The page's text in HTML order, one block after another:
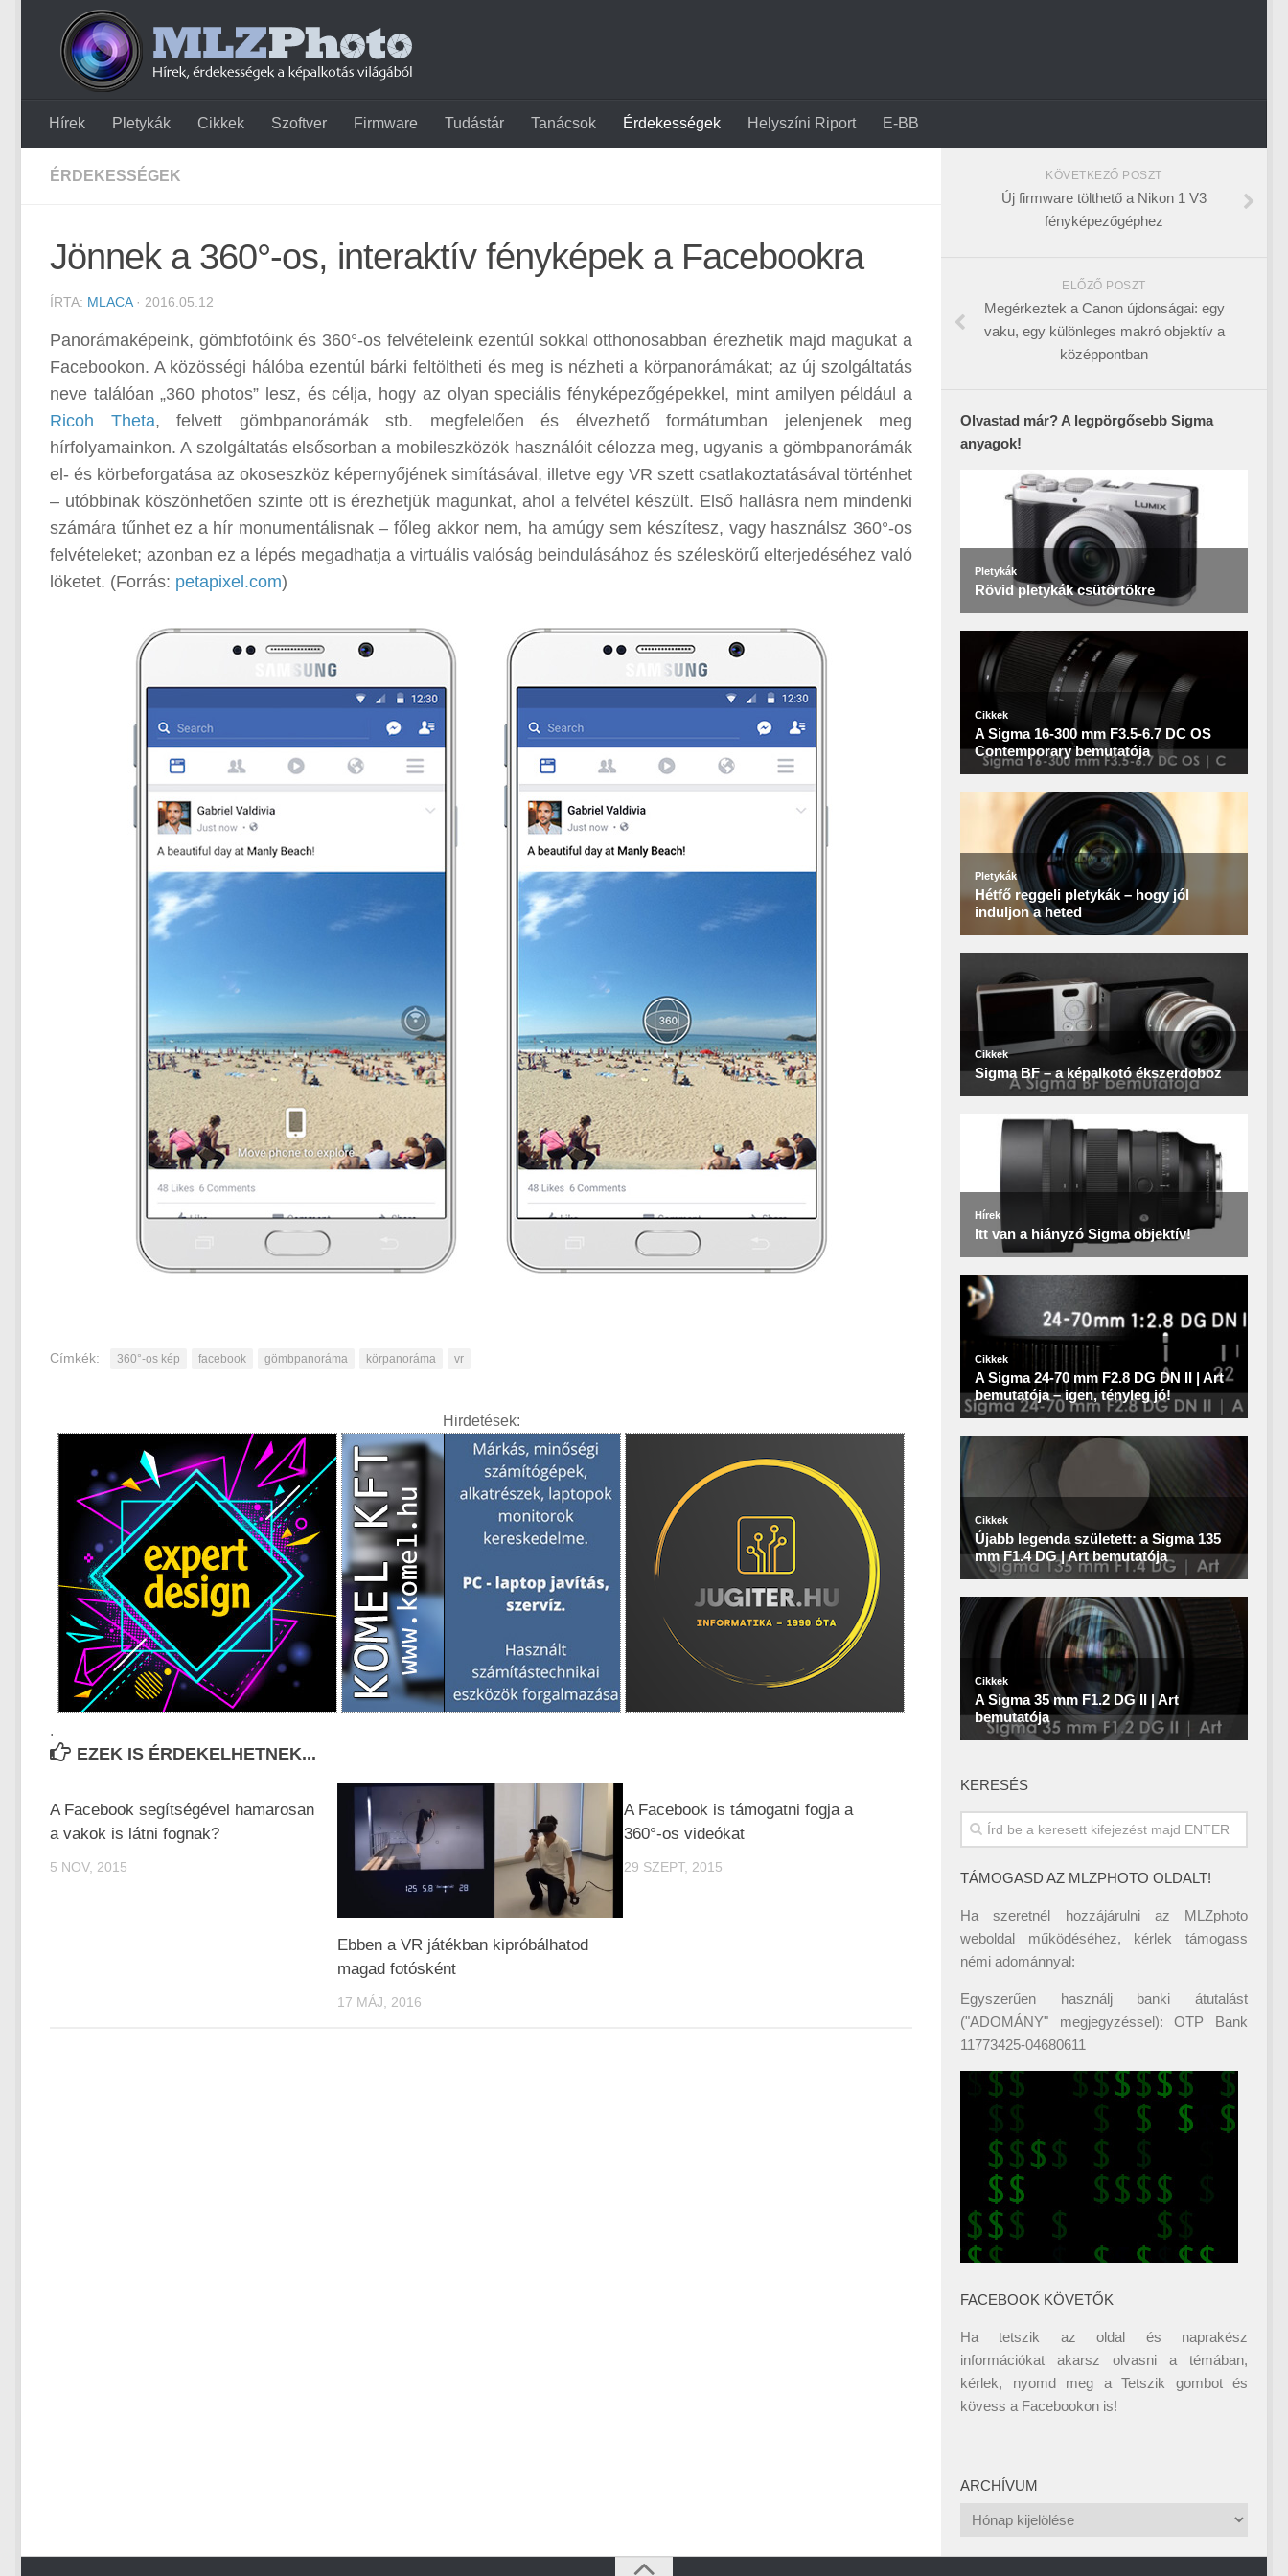
Hírek Pletykák Cikkek Szoftver Firmware Tudástár Tanácsok Érdekességek Helyszíni Riport E-BB
ÉRDEKESSÉGEK
Jönnek a 360°-os, interaktív fényképek a Facebookra
ÍRTA: MLACA· 2016.05.12
Panorámaképeink, gömbfotóink és 360°-os felvételeink ezentúl sokkal otthonosabban érezhetik majd magukat a
Facebookon. A közösségi hálóba ezentúl bárki feltöltheti és meg is nézheti a körpanorámákat; az új szolgáltatás
neve találóan „360 photos” lesz, és célja, hogy az olyan speciális fényképezőgépekkel, mint amilyen például a
Ricoh Theta, felvett gömbpanorámák stb. megfelelően és élvezhető formátumban jelenjenek meg
hírfolyamainkon. A szolgáltatás elsősorban a mobileszközök használóit célozza meg, ugyanis a gömbpanorámák
el- és körbeforgatása az okoseszköz képernyőjének simításával, illetve egy VR szett csatlakoztatásával történhet
– utóbbinak köszönhetően szinte ott is érezhetjük magunkat, ahol a felvétel készült. Első hallásra nem mindenki
számára tűnhet ez a hír monumentálisnak – főleg akkor nem, ha amúgy sem készítesz, vagy használsz 360°-os
felvételeket; azonban ez a lépés megadhatja a virtuális valóság beindulásához és széleskörű elterjedéséhez való
löketet. (Forrás: petapixel.com)
Címkék: 360°-os kép facebook gömbpanoráma körpanoráma vr
Hirdetések:
.
EZEK IS ÉRDEKELHETNEK...
A Facebook segítségével hamarosan
a vakok is látni fognak?
5 NOV, 2015
Ebben a VR játékban kipróbálhatod
magad fotósként
17 MÁJ, 2016
A Facebook is támogatni fogja a
360°-os videókat
29 SZEPT, 2015
KÖVETKEZŐ POSZT
Új firmware tölthető a Nikon 1 V3
fényképezőgéphez
ELŐZŐ POSZT
Megérkeztek a Canon újdonságai: egy
vaku, egy különleges makró objektív a
középpontban
Olvastad már? A legpörgősebb Sigma
anyagok!
KERESÉS
TÁMOGASD AZ MLZPHOTO OLDALT!
Ha szeretnél hozzájárulni az MLZphoto
weboldal működéséhez, kérlek támogass
némi adománnyal:
Egyszerűen használj banki átutalást
("ADOMÁNY" megjegyzéssel): OTP Bank
11773425-04680611
FACEBOOK KÖVETŐK
Ha tetszik az oldal és naprakész
információkat akarsz olvasni a témában,
kérlek, nyomd meg a Tetszik gombot és
kövess a Facebookon is!
ARCHÍVUM
Archívum